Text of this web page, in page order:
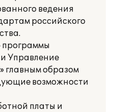
ведения
российского
Управление
главным образом
возможности
платы и